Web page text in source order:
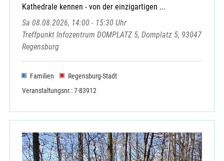
Kathedrale kennen - von der einzigartigen ...
Sa 08.08.2026, 14:00 - 15:30 Uhr
Treffpunkt Infozentrum DOMPLATZ 5, Domplatz 5, 93047
Regensburg
Familien
Regensburg-Stadt
Veranstaltungsnr.: 7-83912